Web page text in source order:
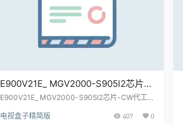
E900V21E_ MGV2000-S905l2芯片-
CW代工-通刷-当贝桌面线刷固件包(亲
E900V21E_ MGV2000-S905l2芯片-CW代工-
电视盒子精简版
407 0